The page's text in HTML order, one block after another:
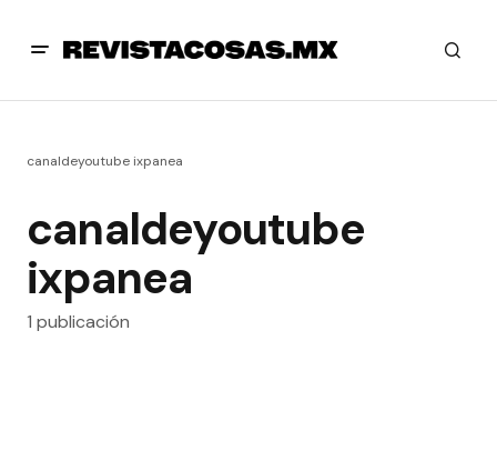
canaldeyoutube ixpanea
canaldeyoutube
ixpanea
1 publicación